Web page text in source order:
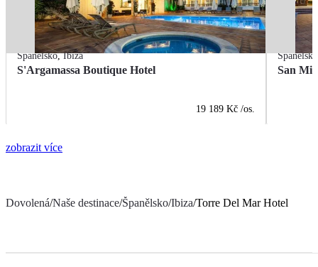
Španělsko,Ibiza
S'Argamassa Boutique Hotel
19 189 Kč /os.
Španělsko
San
zobrazit více
Dovolená/Naše destinace/Španělsko/Ibiza/Torre Del Mar Hotel